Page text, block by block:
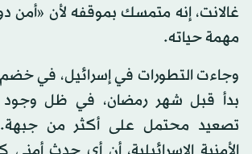
غالانت، إنه متمسك بموقفه لأن «أمن
مهمة حياته.
وجاءت التطورات في إسرائيل، في
بدأ قبل شهر رمضان، في ظل
تصعيد محتمل على أكثر من جبهة.